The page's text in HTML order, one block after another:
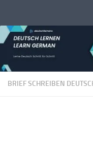
BRIEF SCHREIBEN